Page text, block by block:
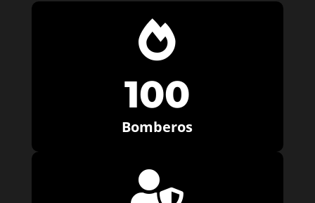

100
Bomberos
